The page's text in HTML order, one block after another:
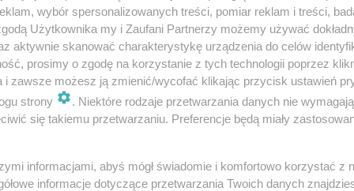
wyświetleń w serwisie YouTube. To doskonale
Na imprezach i koncertach numer ten dosłownie
wybór spersonalizowanych treści, pomiar reklam i treści,
Użytkownika my i Zaufani Partnerzy możemy używać
aktywnie skanować charakterystykę urządzenia do celów
prosimy o zgodę na korzystanie z tych technologii poprzez
i zawsze możesz ją zmienić/wycofać klikając przycisk ustawień
strony
. Niektóre rodzaje przetwarzania danych nie
się takiemu przetwarzaniu. Preferencje będą miały
informacjami, abyś mógł świadomie i komfortowo korzystać z
informacje dotyczące przetwarzania Twoich danych